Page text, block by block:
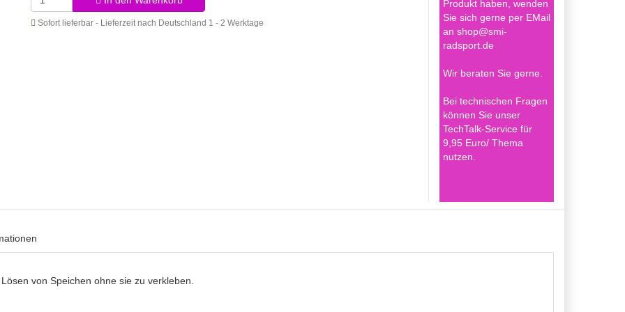
Sofort lieferbar - Lieferzeit nach Deutschland 1 - 2 Werktage
Produkt haben, wenden
Sie sich gerne per EMail
an shop@smi-
radsport.de
Wir beraten Sie gerne.
Bei technischen Fragen
können Sie unser
TechTalk-Service für
9,95 Euro/ Thema
nutzen.
von Speichen ohne sie zu verkleben.